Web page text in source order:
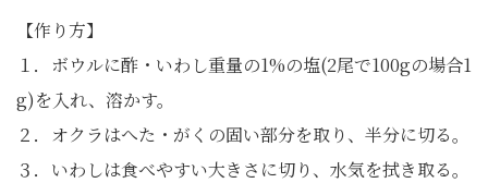
【作り方】
１．ボウルに酢・いわし重量の1%の塩(2尾で100gの場合1
g)を入れ、溶かす。
２．オクラはへた・がくの固い部分を取り、半分に切る。
３．いわしは食べやすい大きさに切り、水気を拭き取る。